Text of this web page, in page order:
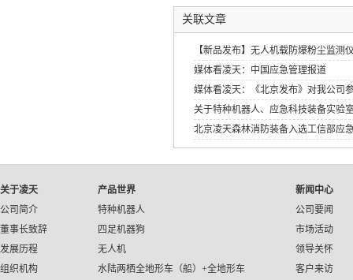
关联文章
【新品发布】无人机载防爆粉尘监测
媒体看凌天：中国应急管理报道
媒体看凌天：《北京发布》对我公司
关于特种机器人、应急科技装备实验
北京凌天森林消防装备入选工信部应
应急装备应用试点示范工程》
关于凌天
公司简介
董事长致辞
发展历程
组织机构
产品世界
特种机器人
四足机器狗
无人机
水陆两栖全地形车（船）+全地形车
新闻中心
公司要闻
市场活动
领导关怀
客户来访